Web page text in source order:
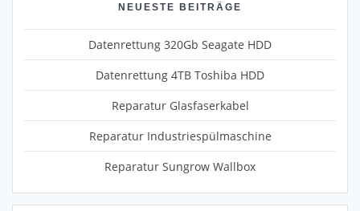
NEUESTE BEITRÄGE
Datenrettung 320Gb Seagate HDD
Datenrettung 4TB Toshiba HDD
Reparatur Glasfaserkabel
Reparatur Industriespülmaschine
Reparatur Sungrow Wallbox